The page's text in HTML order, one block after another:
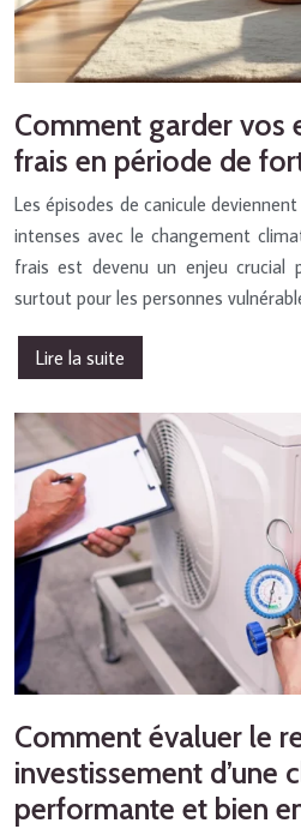
Comment garder vos
frais en période de
Les épisodes de canicule
intenses avec le changement
frais est devenu un enjeu
surtout pour les personnes
Lire la suite
Comment évaluer le
investissement d’une
performante et bien